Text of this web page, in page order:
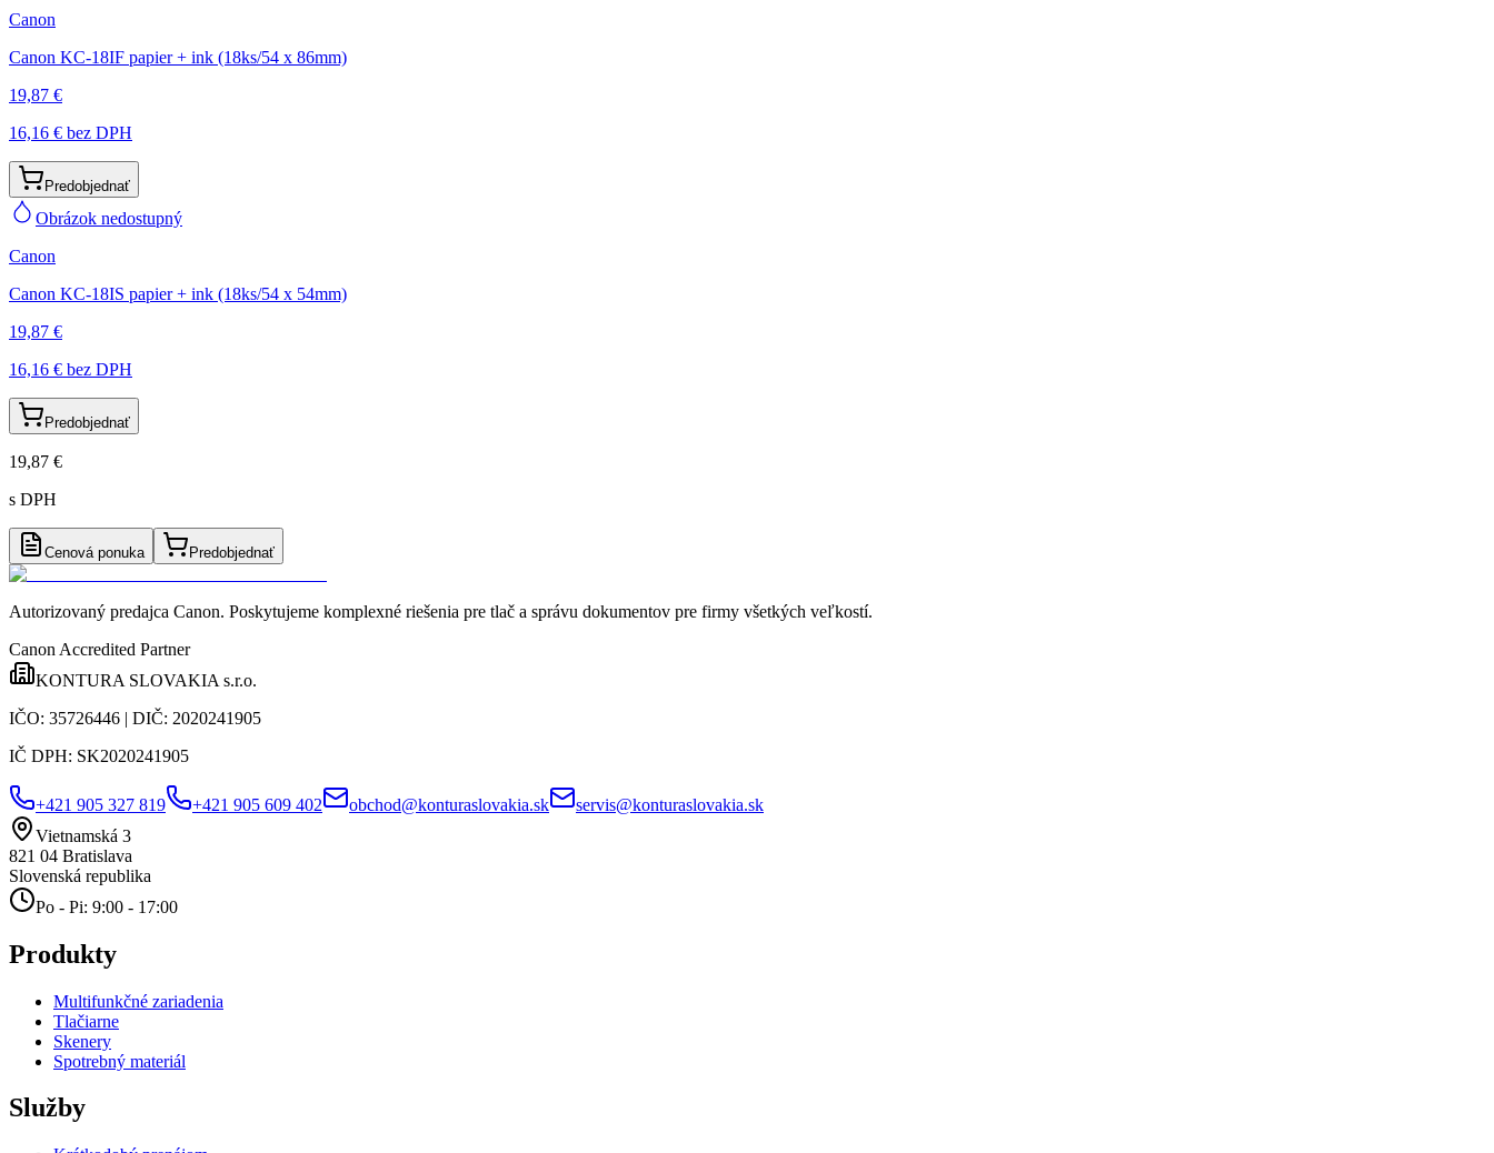
Canon
Canon KC-18IF papier + ink (18ks/54 x 86mm)
19,87 €
16,16 € bez DPH
Predobjednať
Obrázok nedostupný
Canon
Canon KC-18IS papier + ink (18ks/54 x 54mm)
19,87 €
16,16 € bez DPH
Predobjednať
19,87 €
s DPH
Cenová ponuka Predobjednať
Autorizovaný predajca Canon. Poskytujeme komplexné riešenia pre tlač a správu dokumentov pre firmy všetkých veľkostí.
Canon Accredited Partner
KONTURA SLOVAKIA s.r.o.
IČO: 35726446 | DIČ: 2020241905
IČ DPH: SK2020241905
+421 905 327 819 +421 905 609 402 obchod@konturaslovakia.sk
servis@konturaslovakia.sk
Vietnamská 3
821 04 Bratislava
Slovenská republika
Po - Pi: 9:00 - 17:00
Produkty
Multifunkčné zariadenia
Tlačiarne
Skenery
Spotrebný materiál
Služby